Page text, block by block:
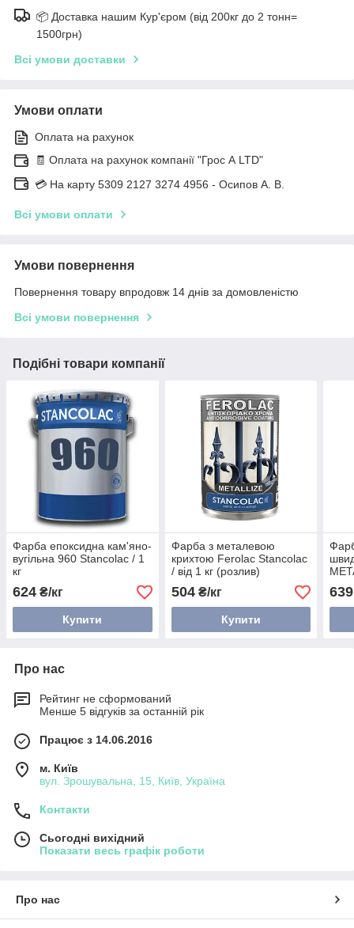
📦 Доставка нашим Кур'єром (від 200кг до 2 тонн=
1500грн)
Всі умови доставки
Умови оплати
Оплата на рахунок
🧾 Оплата на рахунок компанії "Грос А LTD"
💳 На карту 5309 2127 3274 4956 - Осипов А. В.
Всі умови оплати
Умови повернення
Повернення товару впродовж 14 днів за домовленістю
Всі умови повернення
Подібні товари компанії
Фарба епоксидна кам'яно-
вугільна 960 Stancolac / 1
кг
624 ₴/кг
Купити
Фарба з металевою
крихтою Ferolac Stancolac
/ від 1 кг (розлив)
504₴/кг
Купити
639
Про нас
Рейтинг не сформований
Менше 5 відгуків за останній рік
Працює з 14.06.2016
м. Київ
вул. Зрошувальна, 15, Київ, Україна
Контакти
Сьогодні вихідний
Показати весь графік роботи
Про нас